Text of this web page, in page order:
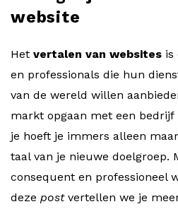
website
Het vertalen van websites is
en professionals die hun
van de wereld willen
markt opgaan met een
je hoeft je immers alleen
taal van je nieuwe doelgroep.
consequent en professioneel
deze postvertellen we je